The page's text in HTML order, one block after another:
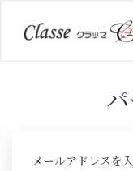
メールアドレスを